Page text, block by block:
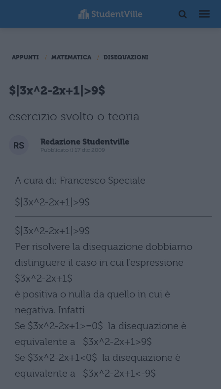
APPUNTI MATEMATICA DISEQUAZIONI
$|3x^2-2x+1|>9$
esercizio svolto o teoria
Redazione Studentville
Pubblicato il 17 dic 2009
A cura di: Francesco Speciale
$|3x^2-2x+1|>9$
$|3x^2-2x+1|>9$
Per risolvere la disequazione dobbiamo
distinguere il caso in cui l’espressione
$3x^2-2x+1$
è positiva o nulla da quello in cui è
negativa. Infatti
Se $3x^2-2x+1>=0$ la disequazione è
equivalente a $3x^2-2x+1>9$
Se $3x^2-2x+1<0$ la disequazione è
equivalente a $3x^2-2x+1<-9$